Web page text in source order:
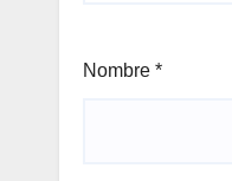
Nombre *